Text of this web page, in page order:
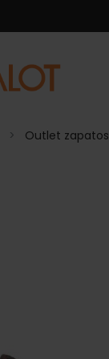
Outlet zapatos